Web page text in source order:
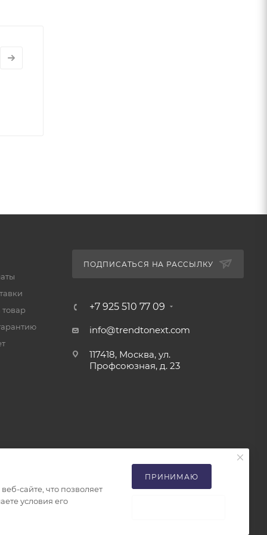
товар
ПОДПИСАТЬСЯ НА РАССЫЛКУ
+7 925 510 77 09
info@trendtonext.com
117418, Москва, ул.
Профсоюзная, д. 23
сайте, что позволяет
условия его
ПРИНИМАЮ